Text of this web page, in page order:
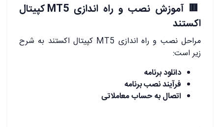
🟥 آموزش نصب و راه اندازی MT5 کپیتال
اکستند
مراحل نصب و راه اندازی MT5 کپیتال اکستند به شرح
زیر است:
دانلود برنامه
فرآیند نصب برنامه
اتصال به حساب معاملاتی